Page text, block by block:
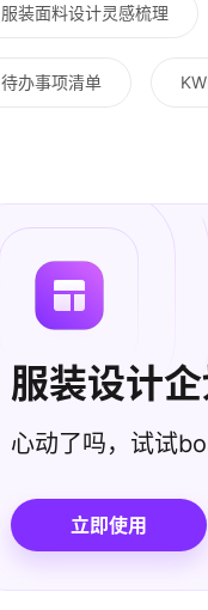
服装面料设计灵感梳理
待办事项清单
服装设计企
心动了吗，试试
立即使用